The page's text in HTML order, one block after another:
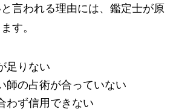
言われる理由には、鑑定士が原
す。
足りない
師の占術が合っていない
わず信用できない